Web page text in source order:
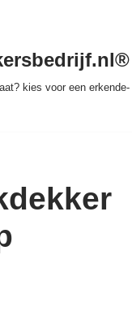
> SKEV erkend
kies voor een erkende-